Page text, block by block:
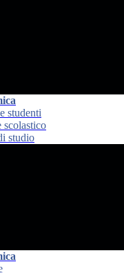
studenti
scolastico
studio